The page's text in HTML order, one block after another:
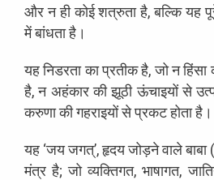
और न ही कोई शत्रुता है, बल्कि यह
में बांधता है।
यह निडरता का प्रतीक है, जो न
है, न अहंकार की झूठी ऊंचाइयों से
करुणा की गहराइयों से प्रकट होता है।
यह ‘जय जगत्’, हृदय जोड़ने वाले बाबा
मंत्र है; जो व्यक्तिगत, भाषागत,